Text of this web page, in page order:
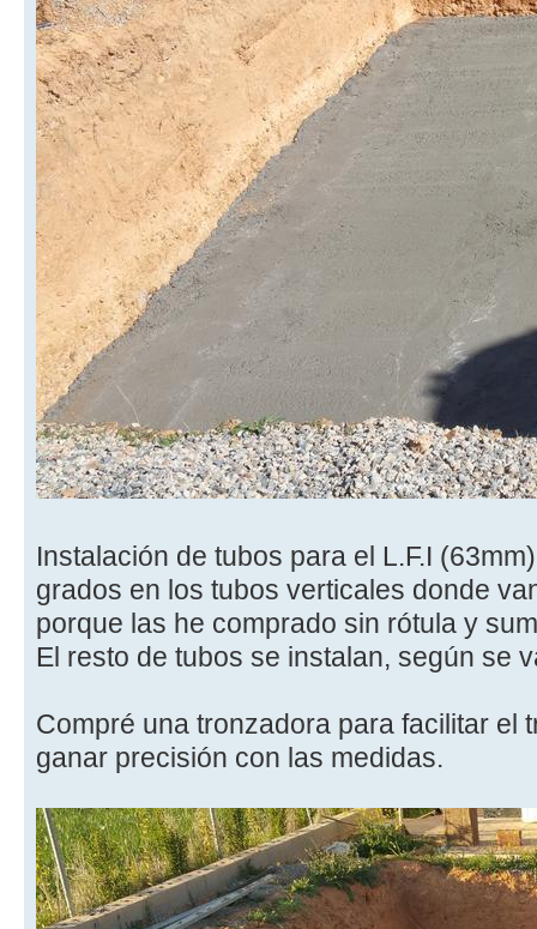
Instalación de tubos para el L.F.I
grados en los tubos verticales donde
porque las he comprado sin rótula y
El resto de tubos se instalan, según se
Compré una tronzadora para facilitar el
ganar precisión con las medidas.